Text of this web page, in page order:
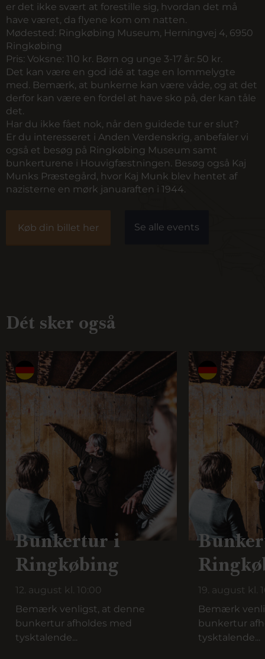
er det ikke svært at forestille sig, hvordan det må
have været, da flyene kom om natten.
Mødested: Ringkøbing Museum, Herningvej 4, 6950
Ringkøbing
Pris: Voksne: 110 kr. Børn og unge 3-17 år: 50 kr.
Det kan være en god idé at tage en lommelygte
med. Bemærk, at bunkerne kan være våde, og at det
derfor kan være en fordel at have sko på, der kan tåle
det.
Har du ikke fået nok, når den guidede tur er slut?
Er du interesseret i Anden Verdenskrig, anbefaler vi
også et besøg på Ringkøbing Museum samt
bunkerturene i Houvigfæstningen. Besøg også Kaj
Munks Præstegård, hvor Kaj Munk blev hentet af
nazisterne en mørk januaraften i 1944.
Køb din billet her Se alle events
Dét sker også
Bunkertur i
Ringkøbing
12. august kl. 10:00
Bemærk venligst, at denne
bunkertur afholdes med
tysktalende...
19. august kl.
Bemærk
bunkertur
tysktalende...